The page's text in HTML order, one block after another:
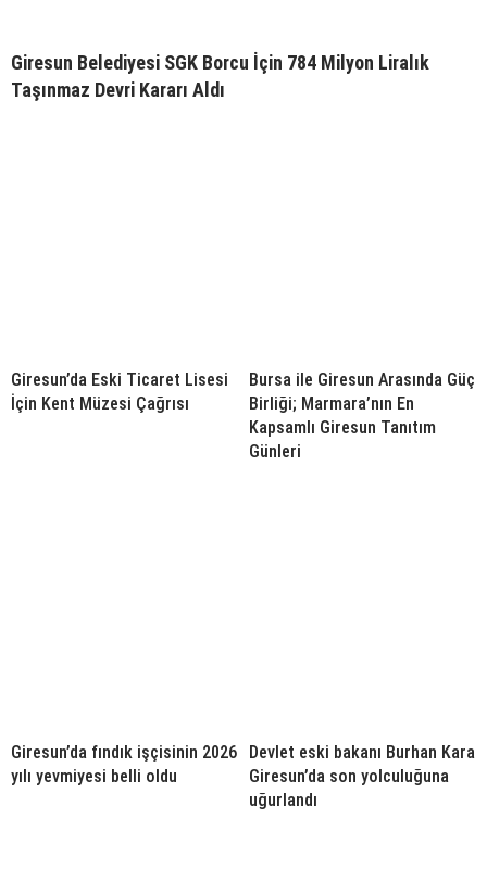
Giresun Belediyesi SGK Borcu İçin 784 Milyon Liralık
Taşınmaz Devri Kararı Aldı
Giresun’da Eski Ticaret Lisesi
İçin Kent Müzesi Çağrısı
Bursa ile Giresun Arasında Güç
Birliği; Marmara’nın En
Kapsamlı Giresun Tanıtım
Günleri
Giresun’da fındık işçisinin 2026
yılı yevmiyesi belli oldu
Devlet eski bakanı Burhan Kara
Giresun’da son yolculuğuna
uğurlandı